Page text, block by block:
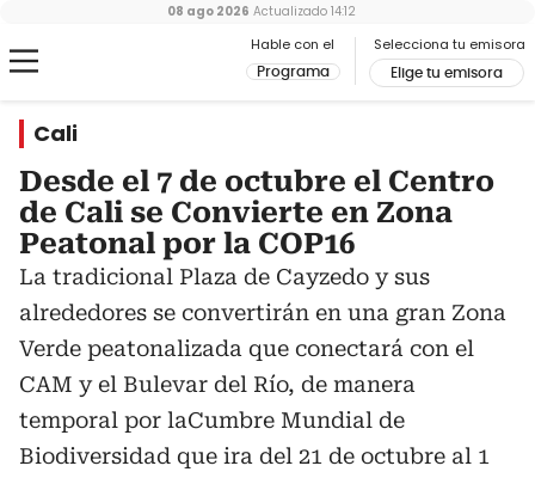
Hable con el
Programa
Selecciona tu emisora
Elige tu emisora
08 ago 2026 Actualizado 14:12
Cali
Desde el 7 de octubre el Centro
de Cali se Convierte en Zona
Peatonal por la COP16
La tradicional Plaza de Cayzedo y sus
alrededores se convertirán en una gran Zona
Verde peatonalizada que conectará con el
CAM y el Bulevar del Río, de manera
temporal por laCumbre Mundial de
Biodiversidad que ira del 21 de octubre al 1